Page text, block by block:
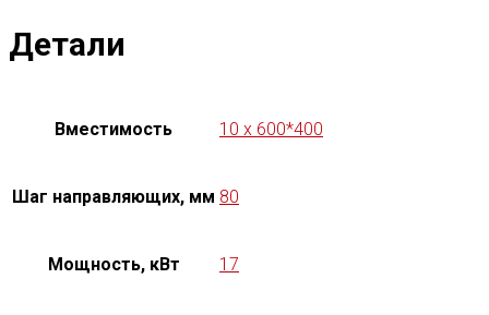
Детали
Вместимость 10 x 600*400
Шаг направляющих, мм 80
Мощность, кВт 17